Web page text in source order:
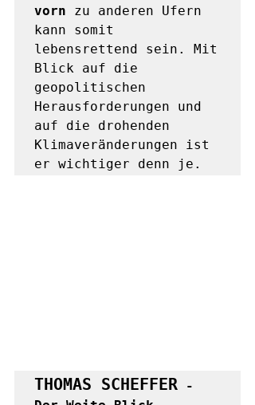
vorn zu anderen Ufern
kann somit
lebensrettend sein. Mit
Blick auf die
geopolitischen
Herausforderungen und
auf die drohenden
Klimaveränderungen ist
THOMAS SCHEFFER -